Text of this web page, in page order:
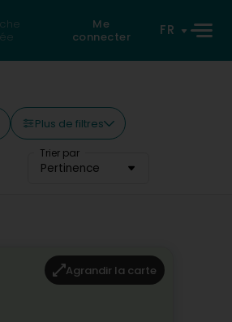
Me
connecter
FR
Plus de filtres
Trier par
Pertinence
Agrandir la carte